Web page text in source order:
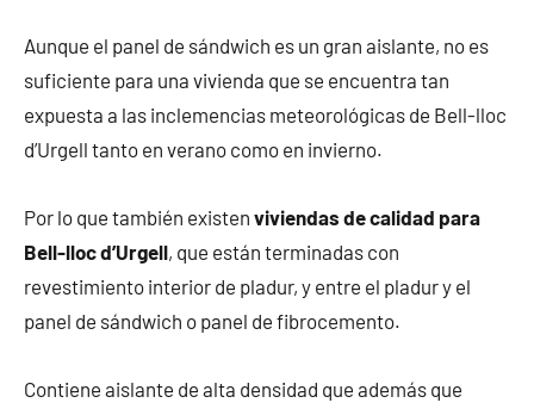
Aunque el panel de sándwich es un gran aislante, no es
suficiente para una vivienda que se encuentra tan
expuesta a las inclemencias meteorológicas de Bell-lloc
d’Urgell tanto en verano como en invierno.
Por lo que también existen viviendas de calidad para
Bell-lloc d’Urgell, que están terminadas con
revestimiento interior de pladur, y entre el pladur y el
panel de sándwich o panel de fibrocemento.
Contiene aislante de alta densidad que además que